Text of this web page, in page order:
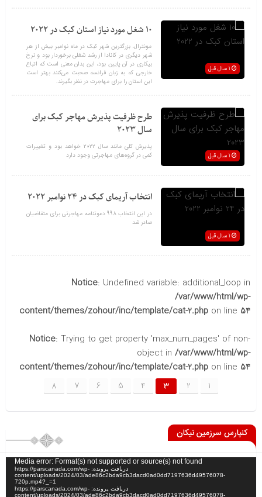
10 شغل مورد نیاز استان کبک در 2022
مونترال، بزرگترین شهر کبک در ماه نوامبر بیش از هر
شهر دیگری در کانادا از رشد شغلی برخوردار بود و نرخ
بیکاری در آن پایین بود، این بدان معنی است که اتباع
خارجی که به زبان فرانسه صحبت می‌کنند بهتر است
این استان را برای مهاجرت در نظر بگیرند.
طرح ظرفیت پذیرش مهاجر کبک برای
سال 2023
پذیرش کلی مانند سال ۲۰۲۲ خواهد بود و تغییرات
کمی در گروه‌های مهاجرتی وجود دارد
انتخاب آریمای کبک در 24 نوامبر 2022
در این انتخاب 998 دعوتنامه مهاجرتی برای متقاضیان
صادر شد
Notice: Undefined variable: additional_loop in
/var/www/html/wp-
content/themes/zohour/inc/template/cat-2.php on line 54
Notice: Trying to get property 'max_num_pages' of non-
object in /var/www/html/wp-
content/themes/zohour/inc/template/cat-2.php on line 54
1
2
3
4
5
6
7
8
کنپارس سرزمین نیکان
Media error: Format(s) not supported or source(s) not found
دریافت پرونده: https://parscanada.com/wp-
content/uploads/2024/03/ade86c2bda9cb3dacd0ad0dd7197636d49576078-
720p.mp4?_=1
دریافت پرونده: https://parscanada.com/wp-
content/uploads/2024/03/ade86c2bda9cb3dacd0ad0dd7197636d49576078-